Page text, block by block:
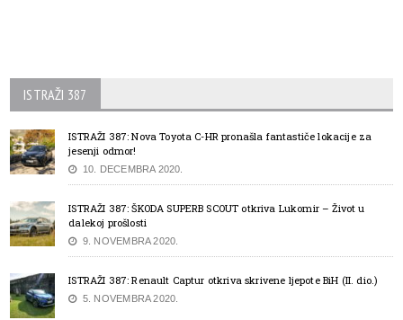
ISTRAŽI 387
ISTRAŽI 387: Nova Toyota C-HR pronašla fantastiče lokacije za
jesenji odmor!
10. DECEMBRA 2020.
ISTRAŽI 387: ŠKODA SUPERB SCOUT otkriva Lukomir – Život u
dalekoj prošlosti
9. NOVEMBRA 2020.
ISTRAŽI 387: Renault Captur otkriva skrivene ljepote BiH (II. dio.)
5. NOVEMBRA 2020.